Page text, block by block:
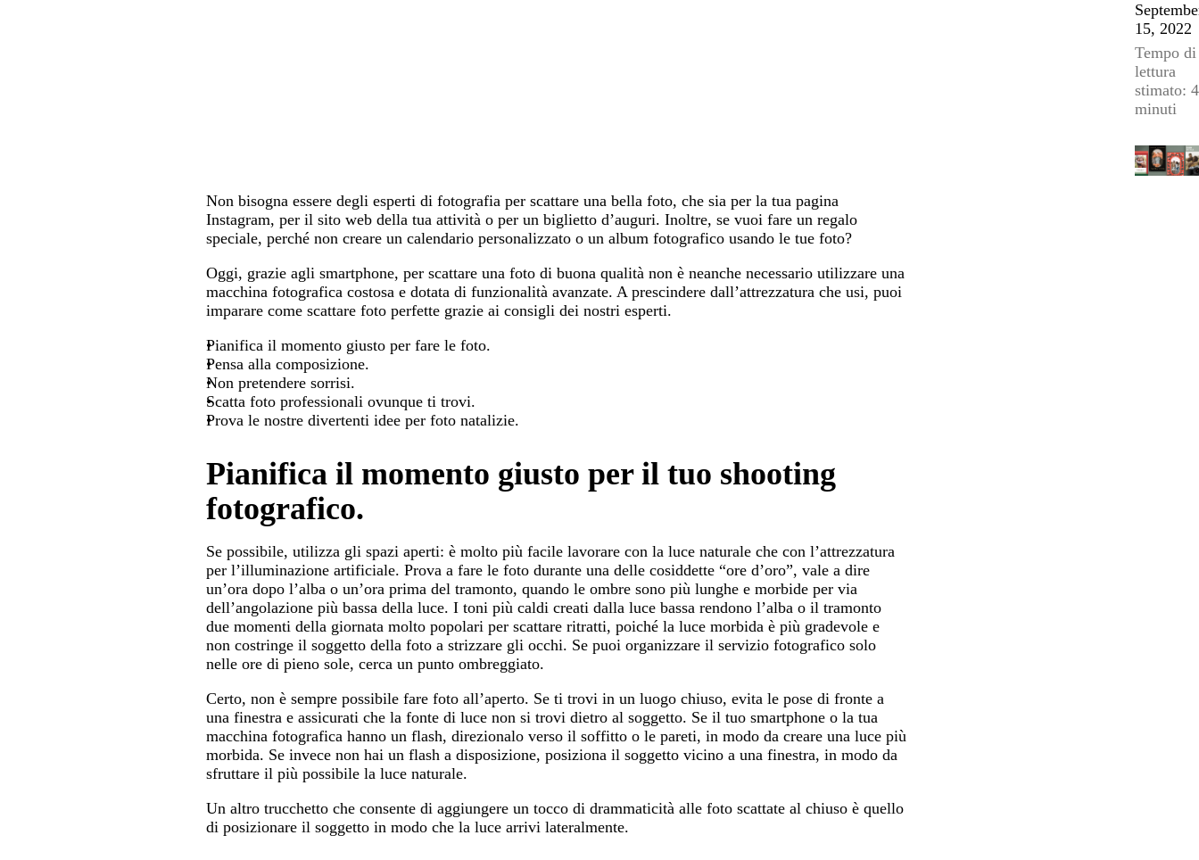
15, 2022
Tempo di
lettura
stimato: 4
minuti
Non bisogna essere degli esperti di fotografia per scattare una bella foto, che sia per la tua pagina
Instagram, per il sito web della tua attività o per un biglietto d’auguri. Inoltre, se vuoi fare un regalo
speciale, perché non creare un calendario personalizzato o un album fotografico usando le tue foto?
Oggi, grazie agli smartphone, per scattare una foto di buona qualità non è neanche necessario utilizzare una
macchina fotografica costosa e dotata di funzionalità avanzate. A prescindere dall’attrezzatura che usi, puoi
imparare come scattare foto perfette grazie ai consigli dei nostri esperti.
Pianifica il momento giusto per fare le foto.
Pensa alla composizione.
Non pretendere sorrisi.
Scatta foto professionali ovunque ti trovi.
Prova le nostre divertenti idee per foto natalizie.
Pianifica il momento giusto per il tuo shooting
fotografico.
Se possibile, utilizza gli spazi aperti: è molto più facile lavorare con la luce naturale che con l’attrezzatura
per l’illuminazione artificiale. Prova a fare le foto durante una delle cosiddette “ore d’oro”, vale a dire
un’ora dopo l’alba o un’ora prima del tramonto, quando le ombre sono più lunghe e morbide per via
dell’angolazione più bassa della luce. I toni più caldi creati dalla luce bassa rendono l’alba o il tramonto
due momenti della giornata molto popolari per scattare ritratti, poiché la luce morbida è più gradevole e
non costringe il soggetto della foto a strizzare gli occhi. Se puoi organizzare il servizio fotografico solo
nelle ore di pieno sole, cerca un punto ombreggiato.
Certo, non è sempre possibile fare foto all’aperto. Se ti trovi in un luogo chiuso, evita le pose di fronte a
una finestra e assicurati che la fonte di luce non si trovi dietro al soggetto. Se il tuo smartphone o la tua
macchina fotografica hanno un flash, direzionalo verso il soffitto o le pareti, in modo da creare una luce più
morbida. Se invece non hai un flash a disposizione, posiziona il soggetto vicino a una finestra, in modo da
sfruttare il più possibile la luce naturale.
Un altro trucchetto che consente di aggiungere un tocco di drammaticità alle foto scattate al chiuso è quello
di posizionare il soggetto in modo che la luce arrivi lateralmente.